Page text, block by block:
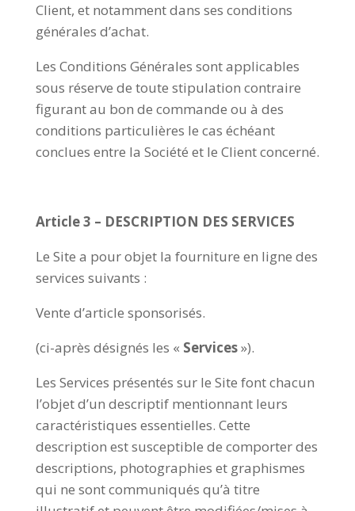
Client, et notamment dans ses conditions
générales d’achat.
Les Conditions Générales sont applicables
sous réserve de toute stipulation contraire
figurant au bon de commande ou à des
conditions particulières le cas échéant
conclues entre la Société et le Client concerné.
Article 3 – DESCRIPTION DES SERVICES
Le Site a pour objet la fourniture en ligne des
services suivants :
Vente d’article sponsorisés.
(ci-après désignés les « Services»).
Les Services présentés sur le Site font chacun
l’objet d’un descriptif mentionnant leurs
caractéristiques essentielles. Cette
description est susceptible de comporter des
descriptions, photographies et graphismes
qui ne sont communiqués qu’à titre